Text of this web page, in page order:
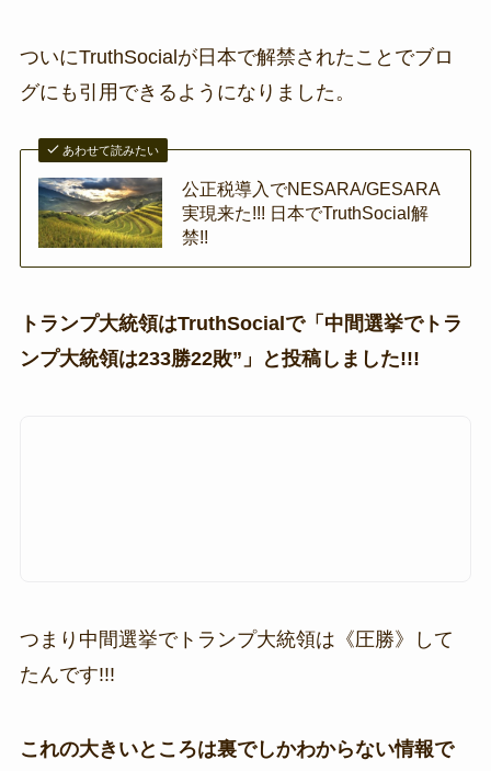
ついにTruthSocialが日本で解禁されたことでブロ
グにも引用できるようになりました。
あわせて読みたい
公正税導入でNESARA/GESARA
実現来た!!! 日本でTruthSocial解
禁!!
トランプ大統領はTruthSocialで「中間選挙でトラ
ンプ大統領は233勝22敗”」と投稿しました!!!
つまり中間選挙でトランプ大統領は《圧勝》して
たんです!!!
これの大きいところは裏でしかわからない情報で